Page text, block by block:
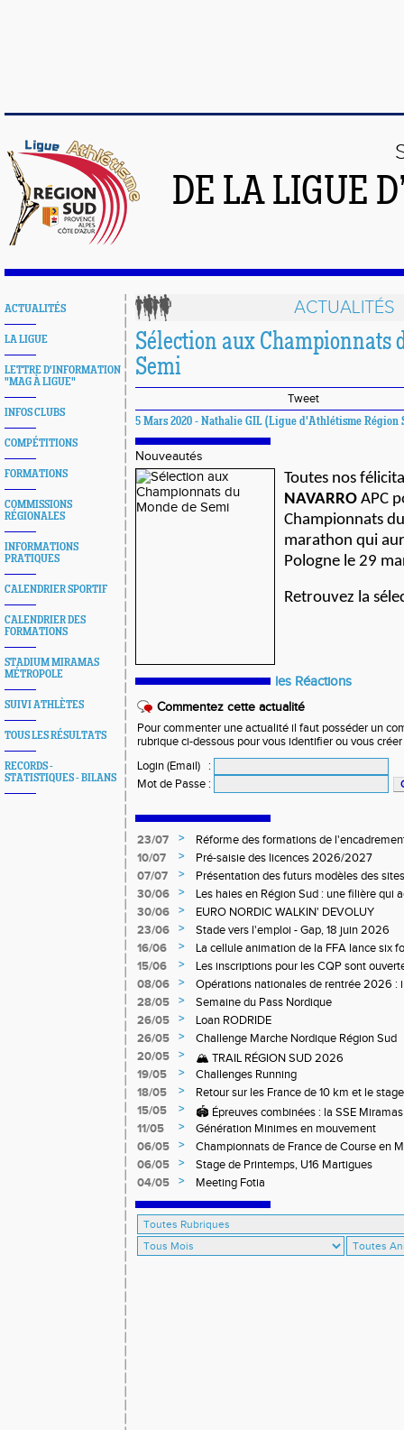
DE LA LIGUE
ACTUALITÉS
LA LIGUE
LETTRE D'INFORMATION
"MAG À LIGUE"
INFOS CLUBS
COMPÉTITIONS
FORMATIONS
COMMISSIONS
RÉGIONALES
INFORMATIONS
PRATIQUES
CALENDRIER SPORTIF
CALENDRIER DES
FORMATIONS
STADIUM MIRAMAS
MÉTROPOLE
SUIVI ATHLÈTES
TOUS LES RÉSULTATS
RECORDS -
STATISTIQUES - BILANS
ACTUALITÉS
Sélection aux Championnats
Semi
Tweet
5 Mars 2020 - Nathalie GIL (Ligue d'Athlétisme Région
Nouveautés
Toutes nos
NAVARRO APC
Championnats
marathon qui
Pologne le 29
Retrouvez la
les Réactions
Commentez cette actualité
Pour commenter une actualité il faut posséder un
rubrique ci-dessous pour vous identifier ou vous
Login (Email)
:
Mot de Passe :
23/07 >
Réforme des formations de
10/07
>
Pré-saisie des licences 2026/2027
07/07
>
Présentation des futurs modèles des
30/06
>
Les haies en Région Sud : une filière qui
30/06
>
EURO NORDIC WALKIN' DEVOLUY
23/06
>
Stade vers l'emploi - Gap, 18 juin 2026
16/06
>
La cellule animation de la FFA lance six
Niveau 1 et 3 pour ACR Niveau 2)
15/06 >
Les inscriptions pour les CQP sont
Qualification Professionnelle)
08/06 >
Opérations nationales de rentrée 2026 :
28/05
>
Semaine du Pass Nordique
26/05
>
Loan RODRIDE
26/05
>
Challenge Marche Nordique Région Sud
20/05
>
🏔️ TRAIL RÉGION SUD 2026
19/05
>
Challenges Running
18/05
>
Retour sur les France de 10 km et le
off-road à Briançon
15/05 >
🏟️ Épreuves combinées : la SSE
11/05
>
Génération Minimes en mouvement
06/05
>
Championnats de France de Course en
06/05
>
Stage de Printemps, U16 Martigues
04/05
> Meeting Fotia